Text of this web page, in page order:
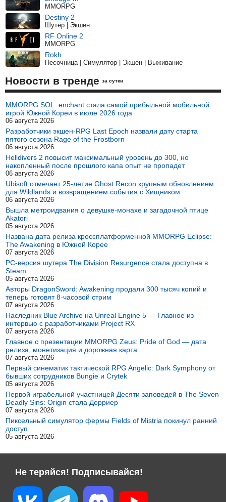
MMORPG
Destiny 2
Шутер | Экшен
RF Online 2
MMORPG
Rokh
Песочница | Симулятор | Экшен | Выживание
Новости в тренде за сутки
MMORPG SOL: enchant стала самой прибыльной мобильной
игрой Южной Кореи в июле 2026 года
06 августа 2026
Разработчики экшен-RPG Last Epoch назвали дату старта
пятого сезона Rage of the Frostborn
06 августа 2026
Helldivers 2 повысит максимальный уровень до 300, но
накопленный после прошлого капа опыт не пропадет
06 августа 2026
Ubisoft отмечает 25-летие Ghost Recon крупным обновлением
для Wildlands и возвращением события с Хищником
06 августа 2026
Вышла метроидвания о девушке-монахе и загадочной птице
Akatori
05 августа 2026
Названа дата релиза кроссплатформенной MMORPG Eclipse:
The Awakening в Южной Корее
07 августа 2026
PC-версия шутера The Division Resurgence стала доступна в
Steam
05 августа 2026
Авторы DragonSword: Awakening продали 300 тысяч копий и
теперь готовят 8-часовой стрим
07 августа 2026
Наследник Blue Archive на Unreal Engine 5 — Главное из
интервью с разработчиками Project RX
07 августа 2026
Главное с презентации MMORPG Zeus: Pride of God — дата
релиза, монетизация и дорожная карта
07 августа 2026
Первый синематик тактической RPG Angelic: Dark Symphony от
бывших сотрудников Bungie и Crytek
05 августа 2026
Первой играбельной участницей Десяти заповедей в The Seven
Deadly Sins: Origin стала Дерриер
07 августа 2026
Пиксельный симулятор фермы Fields of Mistria покинул ранний
доступ
05 августа 2026
Не теряйся! Подписывайся!